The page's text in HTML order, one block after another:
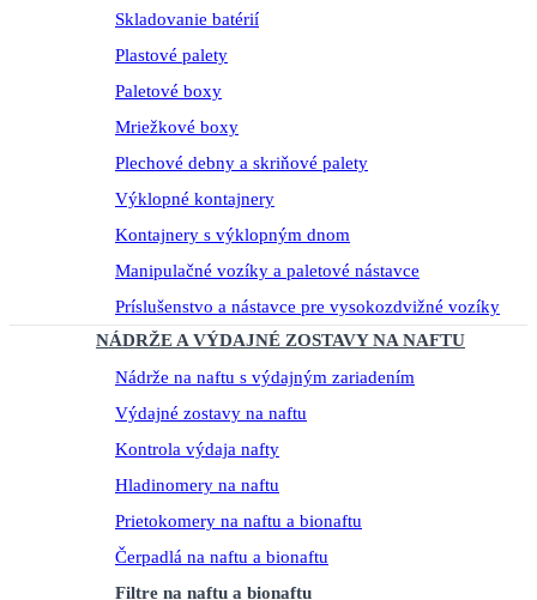
Skladovanie batérií
Plastové palety
Paletové boxy
Mriežkové boxy
Plechové debny a skriňové palety
Výklopné kontajnery
Kontajnery s výklopným dnom
Manipulačné vozíky a paletové nástavce
Príslušenstvo a nástavce pre vysokozdvižné vozíky
NÁDRŽE A VÝDAJNÉ ZOSTAVY NA NAFTU
Nádrže na naftu s výdajným zariadením
Výdajné zostavy na naftu
Kontrola výdaja nafty
Hladinomery na naftu
Prietokomery na naftu a bionaftu
Čerpadlá na naftu a bionaftu
Filtre na naftu a bionaftu